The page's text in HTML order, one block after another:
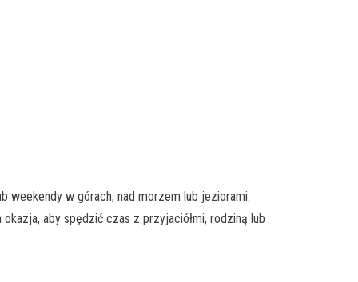
weekendy w górach, nad morzem lub jeziorami.
aby spędzić czas z przyjaciółmi, rodziną lub